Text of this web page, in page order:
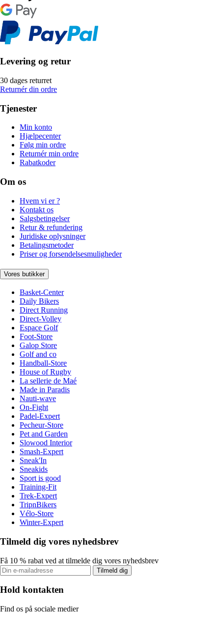
Levering og retur
30 dages returret
Returnér din ordre
Tjenester
Min konto
Hjælpecenter
Følg min ordre
Returnér min ordre
Rabatkoder
Om os
Hvem vi er ?
Kontakt os
Salgsbetingelser
Retur & refundering
Juridiske oplysninger
Betalingsmetoder
Priser og forsendelsesmuligheder
Vores butikker
Basket-Center
Daily Bikers
Direct Running
Direct-Volley
Espace Golf
Foot-Store
Galop Store
Golf and co
Handball-Store
House of Rugby
La sellerie de Maé
Made in Paradis
Nauti-wave
On-Fight
Padel-Expert
Pecheur-Store
Pet and Garden
Slowood Interior
Smash-Expert
Sneak'In
Sneakids
Sport is good
Training-Fit
Trek-Expert
TripnBikers
Vélo-Store
Winter-Expert
Tilmeld dig vores nyhedsbrev
Få 10 % rabat ved at tilmelde dig vores nyhedsbrev
Tilmeld dig
Hold kontakten
Find os på sociale medier